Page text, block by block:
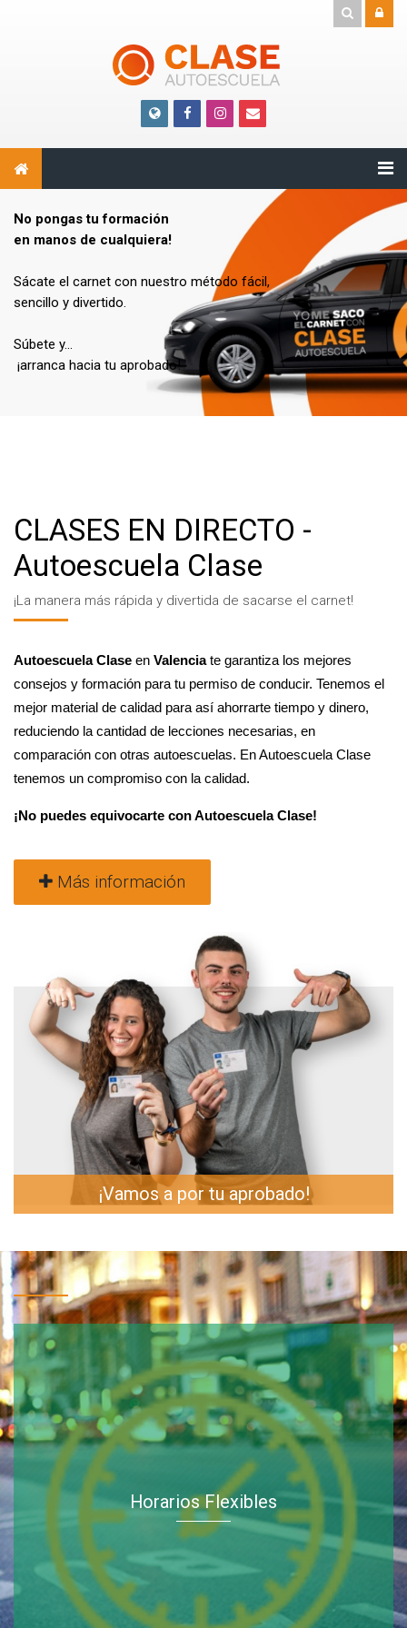
No pongas tu formación
en manos de cualquiera!
Sácate el carnet con nuestro método fácil,
sencillo y divertido.
Súbete y...
¡arranca hacia tu aprobado!
CLASES EN DIRECTO -
Autoescuela Clase
¡La manera más rápida y divertida de sacarse el carnet!
Autoescuela Clase en Valenciate garantiza los mejores
consejos y formación para tu permiso de conducir. Tenemos el
mejor material de calidad para así ahorrarte tiempo y dinero,
reduciendo la cantidad de lecciones necesarias, en
comparación con otras autoescuelas. En Autoescuela Clase
tenemos un compromiso con la calidad.
¡No puedes equivocarte con Autoescuela Clase!
Más información
¡Vamos a por tu aprobado!
Horarios Flexibles